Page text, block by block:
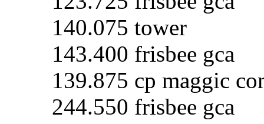
140.075 tower
143.400 frisbee gca
139.875 cp maggic
244.550 frisbee gca